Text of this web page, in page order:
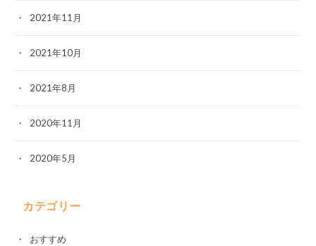
2021年11月
2021年10月
2021年8月
2020年11月
2020年5月
カテゴリー
おすすめ